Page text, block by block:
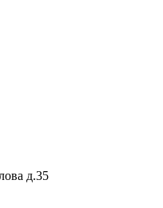
д.35